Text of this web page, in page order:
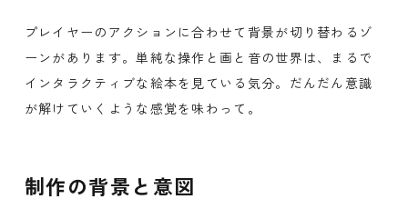
プレイヤーのアクションに合わせて背景が切り替わるゾ
ーンがあります。単純な操作と画と音の世界は、まるで
インタラクティブな絵本を見ている気分。だんだん意識
が解けていくような感覚を味わって。
制作の背景と意図